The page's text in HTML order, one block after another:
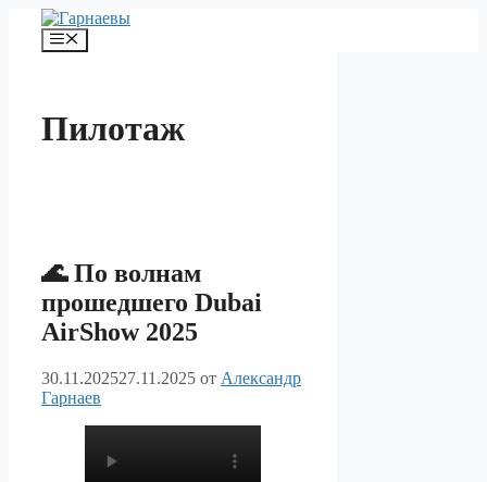
Перейти
содержимому
Меню
Пилотаж
🌊 По волнам
прошедшего Dubai
AirShow 2025
30.11.202527.11.2025 от Александр
Гарнаев